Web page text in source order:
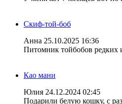
Скиф-той-боб
Анна 25.10.2025 16:36
Питомник тойбобов редких
Као мани
Юлия 24.12.2024 02:45
Подарили белую кошку, с